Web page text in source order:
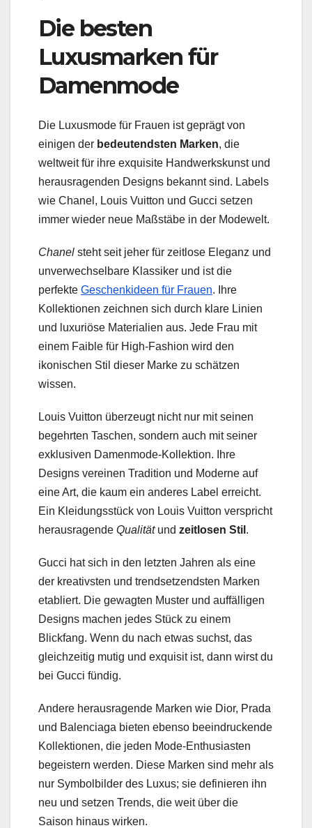
Die besten
Luxusmarken für
Damenmode
Die Luxusmode für Frauen ist geprägt von
einigen der bedeutendsten Marken, die
weltweit für ihre exquisite Handwerkskunst und
herausragenden Designs bekannt sind. Labels
wie Chanel, Louis Vuitton und Gucci setzen
immer wieder neue Maßstäbe in der Modewelt.
Chanel steht seit jeher für zeitlose Eleganz und
unverwechselbare Klassiker und ist die
perfekte Geschenkideen für Frauen. Ihre
Kollektionen zeichnen sich durch klare Linien
und luxuriöse Materialien aus. Jede Frau mit
einem Faible für High-Fashion wird den
ikonischen Stil dieser Marke zu schätzen
wissen.
Louis Vuitton überzeugt nicht nur mit seinen
begehrten Taschen, sondern auch mit seiner
exklusiven Damenmode-Kollektion. Ihre
Designs vereinen Tradition und Moderne auf
eine Art, die kaum ein anderes Label erreicht.
Ein Kleidungsstück von Louis Vuitton verspricht
herausragende Qualitätund zeitlosen Stil .
Gucci hat sich in den letzten Jahren als eine
der kreativsten und trendsetzendsten Marken
etabliert. Die gewagten Muster und auffälligen
Designs machen jedes Stück zu einem
Blickfang. Wenn du nach etwas suchst, das
gleichzeitig mutig und exquisit ist, dann wirst du
bei Gucci fündig.
Andere herausragende Marken wie Dior, Prada
und Balenciaga bieten ebenso beeindruckende
Kollektionen, die jeden Mode-Enthusiasten
begeistern werden. Diese Marken sind mehr als
nur Symbolbilder des Luxus; sie definieren ihn
neu und setzen Trends, die weit über die
Saison hinaus wirken.